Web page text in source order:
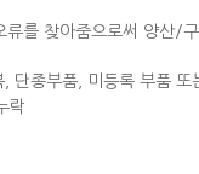
를 찾아줌으로써 양산/
단종부품, 미등록 부품 또
락